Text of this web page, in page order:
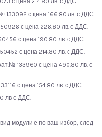
с цена 214.80 лв. с ДДС
133092 с цена 166.80 лв. с ДДС.
с цена 226.80 лв. с ДДС.
с цена 190.80 лв. с ДДС.
с цена 214.80 лв. с ДДС.
133960 с цена 490.80 лв. с
с цена 154.80 лв. с ДДС.
лв с ДДС.
модули е по ваш избор, след